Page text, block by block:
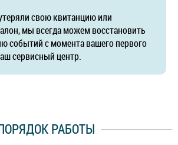
свою квитанцию или
мы всегда можем восстановить
событий с момента вашего первого
сервисный центр.
РАБОТЫ